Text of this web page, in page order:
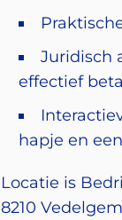
Juridisch
effectief
hapje en
Locatie is
8210 Vedelgem